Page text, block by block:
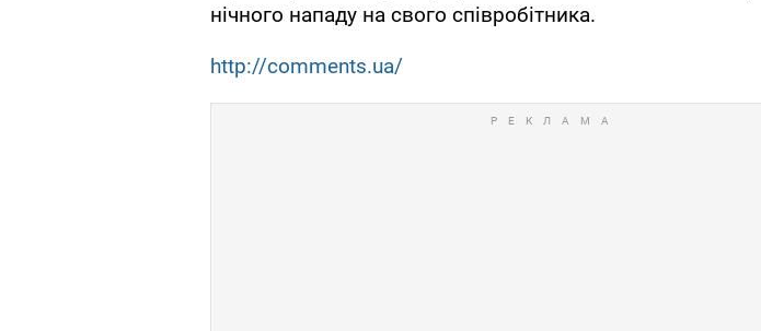
нічного нападу на свого співробітника.
http://comments.ua/